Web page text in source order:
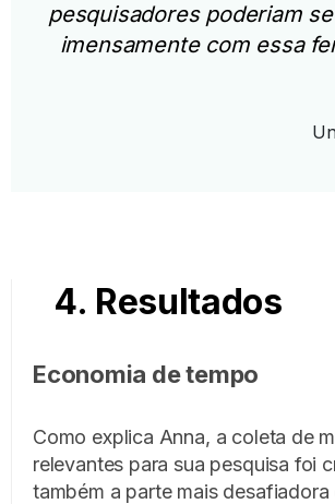
pesquisadores poderiam
imensamente com essa
4. Resultados
Economia de tempo
Como explica Anna, a coleta de
relevantes para sua pesquisa foi
também a parte mais